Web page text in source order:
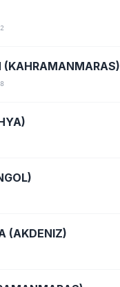
(KAHRAMANMARAS)
(AKDENIZ)